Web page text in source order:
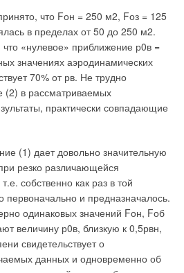
что Fон = 250 м2, Fоз = 125
в пределах от 50 до 250 м2.
«нулевое» приближение р0в =
значениях аэродинамических
70% от рв. Не трудно
(2) в рассматриваемых
практически совпадающие
(1) дает довольно значительную
резко различающейся
собственно как раз в той
первоначально и предназначалось.
одинаковых значений Fон, Fоб
величину р0в, близкую к 0,5рвн,
свидетельствует о
данных и одновременно об
поставки входят
на рабочем столе только
приборов следующие —
при заказе установки
для различных типов
отличаться. Так, при поверке
расходомеров требуются более
при поверке вихревых
создание повышенного давления
ограничивает
теплоотдачи поверхностей
и внутренних факторов на
помещения. В основу
уравнения: баланса
ограждающих конструкций,
воздухом; Фурье в
баланса теплоты для
конструкций, обращенных в
теплоты для поверхностей
температурного режима
задачей, поскольку мы имеем
тепловой режим
функционала связаны друг с
действие в каждый момент